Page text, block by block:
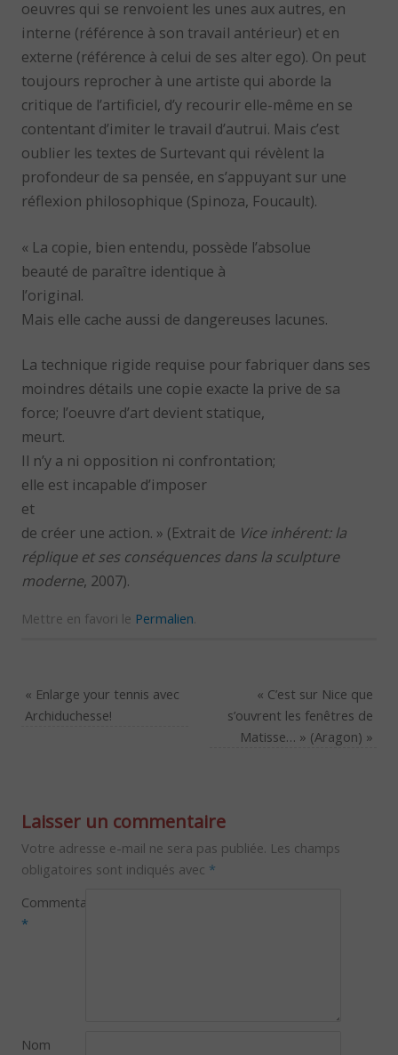
oeuvres qui se renvoient les unes aux autres, en
interne (référence à son travail antérieur) et en
externe (référence à celui de ses alter ego). On peut
toujours reprocher à une artiste qui aborde la
critique de l’artificiel, d’y recourir elle-même en se
contentant d’imiter le travail d’autrui. Mais c’est
oublier les textes de Surtevant qui révèlent la
profondeur de sa pensée, en s’appuyant sur une
réflexion philosophique (Spinoza, Foucault).
« La copie, bien entendu, possède l’absolue
beauté de paraître identique à
l’original.
Mais elle cache aussi de dangereuses lacunes.
La technique rigide requise pour fabriquer dans ses
moindres détails une copie exacte la prive de sa
force; l’oeuvre d’art devient statique,
meurt.
Il n’y a ni opposition ni confrontation;
elle est incapable d’imposer
et
de créer une action. » (Extrait de Vice inhérent: la
réplique et ses conséquences dans la sculpture
moderne, 2007).
Mettre en favori le Permalien.
« Enlarge your tennis avec
Archiduchesse!
« C’est sur Nice que
s’ouvrent les fenêtres de
Matisse… » (Aragon) »
Laisser un commentaire
Votre adresse e-mail ne sera pas publiée. Les champs
obligatoires sont indiqués avec *
Commentaire
*
Nom